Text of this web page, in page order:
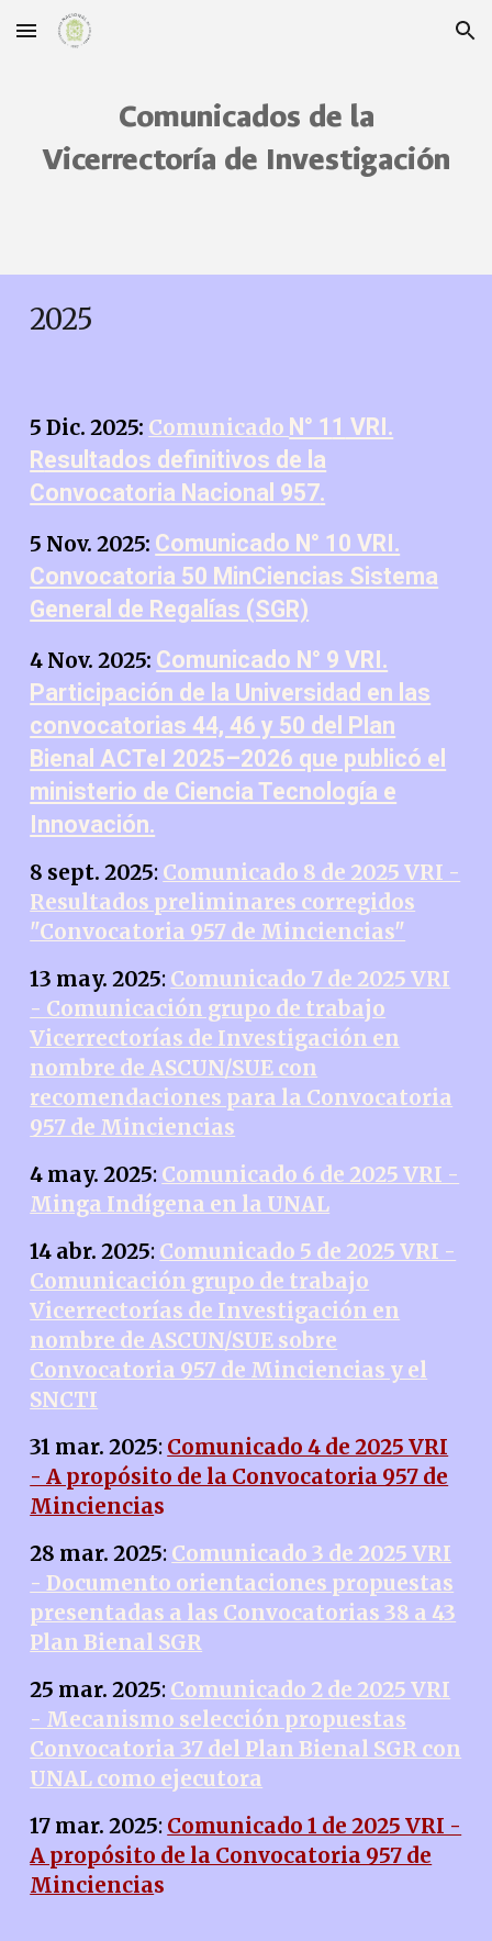
Skip to main content Skip to navigation
Comunicados de la
Vicerrectoría de Investigación
2025
5 Dic. 2025: Comunicado N° 1 1 VRI.
Resultados definitivos de la
Convocatoria Nacional 957.
5 Nov. 2025: Comunicado N° 10 VRI.
Convocatoria 50 MinCiencias Sistema
General de Regalías (SGR)
4 Nov. 2025: Comunicado N° 9 VRI.
Participación de la Universidad en las
convocatorias 44, 46 y 50 del Plan
Bienal ACTeI 2025–2026 que publicó el
ministerio de Ciencia Tecnología e
Innovación.
8 sept. 2025: Comunicado 8 de 2025 VRI -
Resultados preliminares corregidos
"Convocatoria 957 de Minciencias"
13 may. 2025: Comunicado 7 de 2025 VRI
- Comunicación grupo de trabajo
Vicerrectorías de Investigación en
nombre de ASCUN/SUE con
recomendaciones para la Convocatoria
957 de Minciencias
4 may. 2025: Comunicado 6 de 2025 VRI -
Minga Indígena en la UNAL
14 abr. 2025: Comunicado 5 de 2025 VRI -
Comunicación grupo de trabajo
Vicerrectorías de Investigación en
nombre de ASCUN/SUE sobre
Convocatoria 957 de Minciencias y el
SNCTI
31 mar. 2025: Comunicado 4 de 2025 VRI
- A propósito de la Convocatoria 957 de
Minciencias
28 mar. 2025: Comunicado 3 de 2025 VRI
- Documento orientaciones propuestas
presentadas a las Convocatorias 38 a 43
Plan Bienal SGR
25 mar. 2025: Comunicado 2 de 2025 VRI
- Mecanismo selección propuestas
Convocatoria 37 del Plan Bienal SGR con
UNAL como ejecutora
17 mar. 2025: Comunicado 1 de 2025 VRI -
A propósito de la Convocatoria 957 de
Minciencias